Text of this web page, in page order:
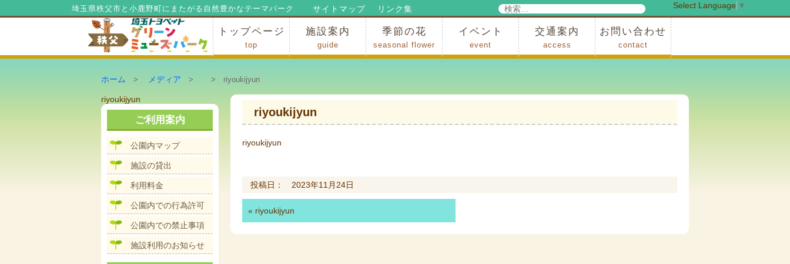
埼玉県秩父市と小鹿野町にまたがる自然豊かなテーマパーク リンク集
サイトマップ
検
検
索
トップページ
top
施設案内
guide
季節の花
seasonal flower
イベント
event
交通案内
access
お問い合わせ
contact
Select Language ▼
ホーム > メディア > > riyoukijyun
riyoukijyun
riyoukijyun
投稿日： 2023年11月24日
« riyoukijyun
投
稿
ビ
ョ
riyoukijyun
ご利用案内
公園内マップ
施設の貸出
利用料金
公園内での行為許可
公園内での禁止事項
施設利用のお知らせ